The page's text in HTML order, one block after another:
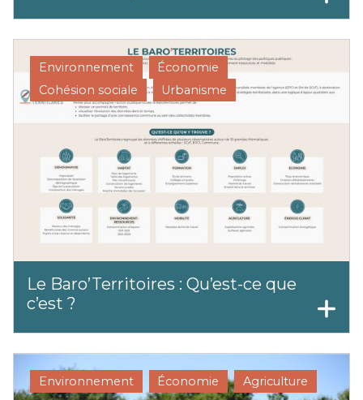
Environnement
Économie
Cohésion sociale
Urbanisme
Le Baro’Territoires : Qu’est-ce que
c’est ?
Environnement Économie Agriculture